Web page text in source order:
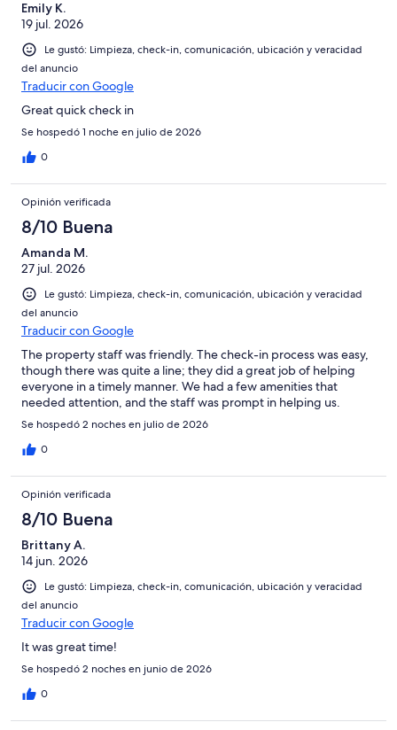
Emily K.
19 jul. 2026
Le gustó: Limpieza, check-in, comunicación, ubicación y veracidad
del anuncio
Traducir con Google
Great quick check in
Se hospedó 1 noche en julio de 2026
0
Opinión verificada
8/10 Buena
Amanda M.
27 jul. 2026
Le gustó: Limpieza, check-in, comunicación, ubicación y veracidad
del anuncio
Traducir con Google
The property staff was friendly. The check-in process was easy,
though there was quite a line; they did a great job of helping
everyone in a timely manner. We had a few amenities that
needed attention, and the staff was prompt in helping us.
Se hospedó 2 noches en julio de 2026
0
Opinión verificada
8/10 Buena
Brittany A.
14 jun. 2026
Le gustó: Limpieza, check-in, comunicación, ubicación y veracidad
del anuncio
Traducir con Google
It was great time!
Se hospedó 2 noches en junio de 2026
0